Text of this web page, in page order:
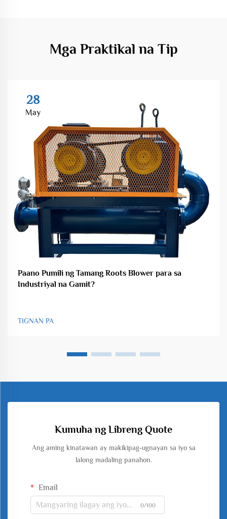
Mga Praktikal na Tip
28
May
Paano Pumili ng Tamang Roots Blower para sa
Industriyal na Gamit?
TIGNAN PA
Kumuha ng Libreng Quote
Ang aming kinatawan ay makikipag-ugnayan sa iyo sa
lalong madaling panahon.
Email
0/100